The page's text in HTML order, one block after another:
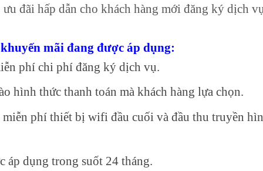
đãi hấp dẫn cho khách hàng mới đăng ký dịch vụ
mãi đang được áp dụng:
phí chi phí đăng ký dịch vụ.
hình thức thanh toán mà khách hàng lựa chọn.
phí thiết bị wifi đầu cuối và đầu thu truyền
áp dụng trong suốt 24 tháng.